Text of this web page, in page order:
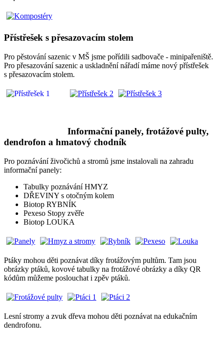
Přístřešek s přesazovacím stolem
Pro pěstování sazenic v MŠ jsme pořídili sadbovače - minipařeniště.
Pro přesazování sazenic a uskladnění nářadí máme nový přístřešek
s přesazovacím stolem.
Informační panely, frotážové pulty,
dendrofon a hmatový chodník
Pro poznávání živočichů a stromů jsme instalovali na zahradu
informační panely:
Tabulky poznávání HMYZ
DŘEVINY s otočným kolem
Biotop RYBNÍK
Pexeso Stopy zvěře
Biotop LOUKA
Ptáky mohou děti poznávat díky frotážovým pultům. Tam jsou
obrázky ptáků, kovové tabulky na frotážové obrázky a díky QR
kódům můžeme poslouchat i zpěv ptáků.
Lesní stromy a zvuk dřeva mohou děti poznávat na edukačním
dendrofonu.